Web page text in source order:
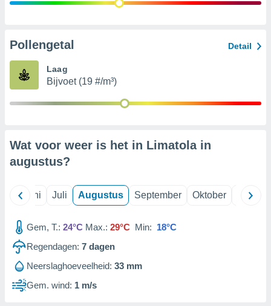
Pollengetal Detail
Laag
Bijvoet (19 #/m³)
Wat voor weer is het in Limatola in
augustus?
Juni Juli Augustus September Oktober
Gem, T.: 24°C Max.: 29°C Min: 18°C
Regendagen: 7 dagen
Neerslaghoeveelheid: 33 mm
Gem. wind: 1 m/s